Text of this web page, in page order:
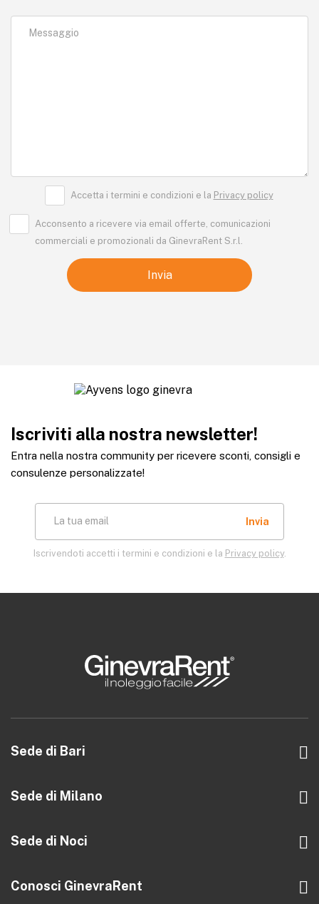
Messaggio
Accetta i termini e condizioni e la Privacy policy
Acconsento a ricevere via email offerte, comunicazioni
commerciali e promozionali da GinevraRent S.r.l.
Iscriviti alla nostra newsletter!
Entra nella nostra community per ricevere sconti, consigli e
consulenze personalizzate!
La tua email
Iscrivendoti accetti i termini e condizioni e la Privacy policy.
Sede di Bari
70126 Bari
Sede di Milano
20126 Milano
Sede di Noci
70015 Noci (BA)
Conosci GinevraRent